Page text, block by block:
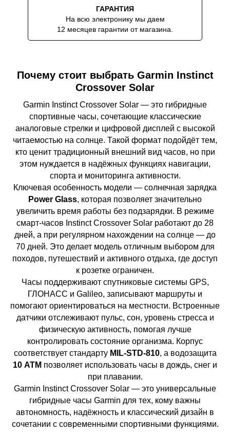
ГАРАНТИЯ
На всю электронику мы даем
12 месяцев гарантии от магазина.
Почему стоит выбрать Garmin Instinct
Crossover Solar
Garmin Instinct Crossover Solar — это гибридные
спортивные часы, сочетающие классические
аналоговые стрелки и цифровой дисплей с высокой
читаемостью на солнце. Такой формат подойдёт тем,
кто ценит традиционный внешний вид часов, но при
этом нуждается в надёжных функциях навигации,
спорта и мониторинга активности.
Ключевая особенность модели — солнечная зарядка
Power Glass, которая позволяет значительно
увеличить время работы без подзарядки. В режиме
смарт-часов Instinct Crossover Solar работают до 28
дней, а при регулярном нахождении на солнце — до
70 дней. Это делает модель отличным выбором для
походов, путешествий и активного отдыха, где доступ
к розетке ограничен.
Часы поддерживают спутниковые системы GPS,
ГЛОНАСС и Galileo, записывают маршруты и
помогают ориентироваться на местности. Встроенные
датчики отслеживают пульс, сон, уровень стресса и
физическую активность, помогая лучше
контролировать состояние организма. Корпус
соответствует стандарту MIL-STD-810, а водозащита
10 ATM позволяет использовать часы в дождь, снег и
при плавании.
Garmin Instinct Crossover Solar — это универсальные
гибридные часы Garmin для тех, кому важны
автономность, надёжность и классический дизайн в
сочетании с современными спортивными функциями.